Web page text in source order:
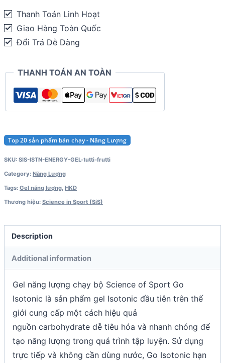
Energy
Gel
(22g
Thanh Toán Linh Hoạt
Giao Hàng Toàn Quốc
Đổi Trả Dễ Dàng
THANH TOÁN AN TOÀN
Top 20 sản phẩm bán chạy - Năng Lượng
SKU: SIS-ISTN-ENERGY-GEL-tutti-frutti
Category: Năng Lượng
Tags: Gel năng lượng, HKD
Thương hiệu: Science in Sport (SiS)
Description
Additional information
Gel năng lượng chạy bộ Science of Sport Go
Isotonic là sản phẩm gel Isotonic đầu tiên trên thế
giới cung cấp một cách hiệu quả
nguồn carbohydrate dễ tiêu hóa và nhanh chóng để
tạo năng lượng trong quá trình tập luyện. Sử dụng
trực tiếp và không cần dùng nước, Go Isotonic hạn